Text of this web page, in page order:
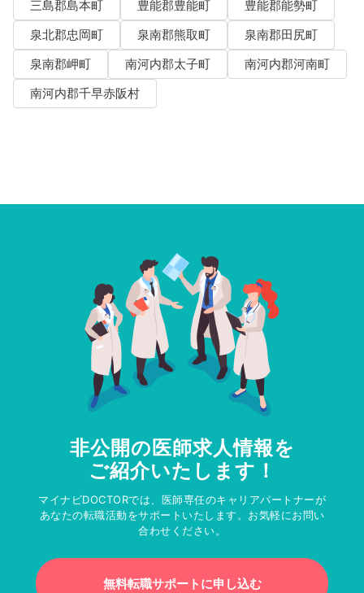
三島郡島本町
豊能郡豊能町
豊能郡能勢町
泉北郡忠岡町
泉南郡熊取町
泉南郡田尻町
泉南郡岬町
南河内郡太子町
南河内郡河南町
南河内郡千早赤阪村
非公開の医師求人情報を
ご紹介いたします！
マイナビDOCTORでは、医師専任のキャリアパートナーが
あなたの転職活動をサポートいたします。お気軽にお問い
合わせください。
無料転職サポートに申し込む